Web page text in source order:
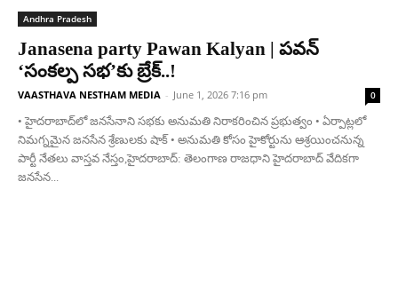
Andhra Pradesh
Janasena party Pawan Kalyan | పవన్
‘సంకల్ప సభ’కు బ్రేక్..!
VAASTHAVA NESTHAM MEDIA - June 1, 2026 7:16 pm 0
• హైదరాబాద్‌లో జనసేనాని సభకు అనుమతి నిరాకరించిన ప్రభుత్వం • ఏర్పాట్లలో
నిమగ్నమైన జనసేన శ్రేణులకు షాక్ • అనుమతి కోసం హైకోర్టును ఆశ్రయించనున్న
పార్టీ నేతలు వాస్తవ నేస్తం,హైదరాబాద్: తెలంగాణ రాజధాని హైదరాబాద్ వేదికగా
జనసేన...